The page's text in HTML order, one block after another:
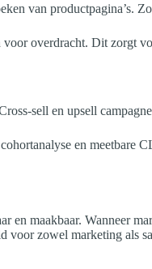
van productpagina’s.
overdracht. Dit zorgt
sell en upsell
en meetbare
maakbaar. Wanneer
zowel marketing als